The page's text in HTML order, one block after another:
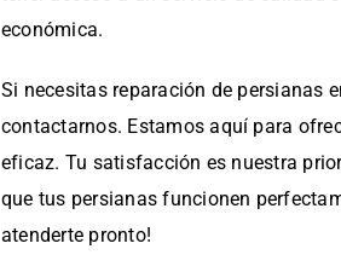
económica.
Si necesitas reparación de persianas
contactarnos. Estamos aquí para
eficaz. Tu satisfacción es nuestra
que tus persianas funcionen
atenderte pronto!